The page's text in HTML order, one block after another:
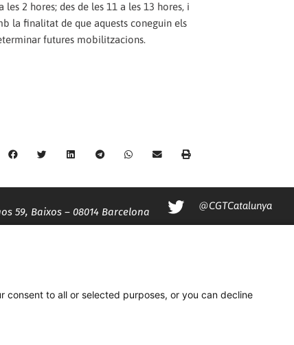
2 hores; des de les 11 a les 13 hores, i
la finalitat de que aquests coneguin els
futures mobilitzacions.
59, Baixos – 08014 Barcelona
@CGTCatalunya
to all or selected purposes, or you can decline